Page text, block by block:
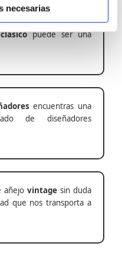
necesarias
clásicopuede ser una
encuentras una
de diseñadores
añejo vintage sin duda
que nos transporta a